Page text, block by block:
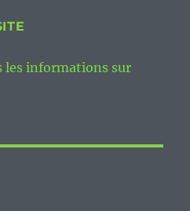
les informations sur